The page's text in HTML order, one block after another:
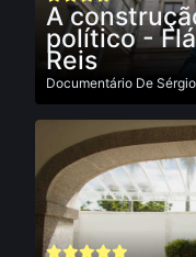
A
político -
Reis
Documentário De